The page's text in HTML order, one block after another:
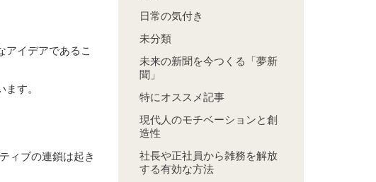
アイデアであるこ
す。
ィブの連鎖は起き
日常の気付き
未分類
未来の新聞を今つくる「夢新
聞」
特にオススメ記事
現代人のモチベーションと創
造性
社長や正社員から雑務を解放
する有効な方法